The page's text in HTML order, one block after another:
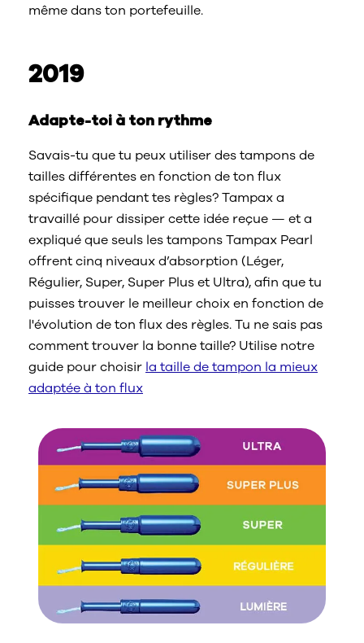
même dans ton portefeuille.
2019
Adapte-toi à ton rythme
Savais-tu que tu peux utiliser des tampons de
tailles différentes en fonction de ton flux
spécifique pendant tes règles? Tampax a
travaillé pour dissiper cette idée reçue — et a
expliqué que seuls les tampons Tampax Pearl
offrent cinq niveaux d’absorption (Léger,
Régulier, Super, Super Plus et Ultra), afin que tu
puisses trouver le meilleur choix en fonction de
l'évolution de ton flux des règles. Tu ne sais pas
comment trouver la bonne taille? Utilise notre
guide pour choisir la taille de tampon la mieux
adaptée à ton flux